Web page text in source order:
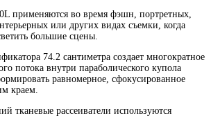
применяются во время фэшн, портретных,
или других видах съемки, когда
большие сцены.
74.2 сантиметра создает многократное
потока внутри параболического купола
равномерное, сфокусированное
краем.
тканевые рассеиватели используются